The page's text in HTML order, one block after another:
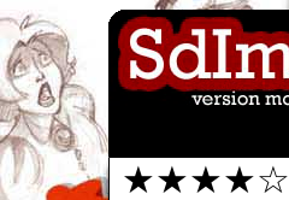
★★★★☆